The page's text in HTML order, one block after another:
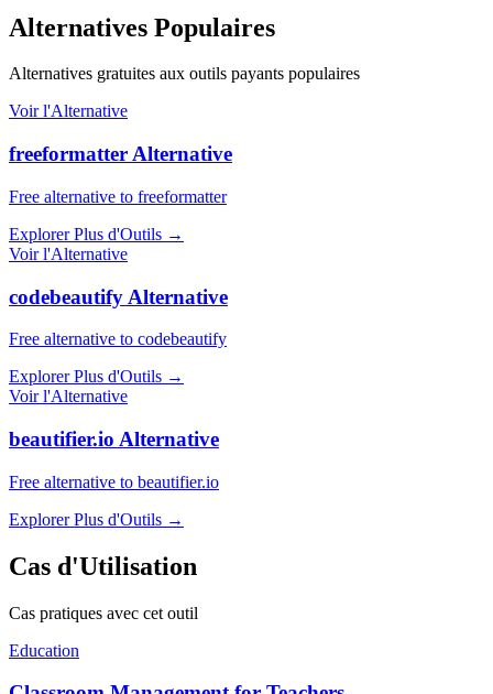
Alternatives Populaires
Alternatives gratuites aux outils payants populaires
Voir l'Alternative
freeformatter Alternative
Free alternative to freeformatter
Explorer Plus d'Outils →
Voir l'Alternative
codebeautify Alternative
Free alternative to codebeautify
Explorer Plus d'Outils →
Voir l'Alternative
beautifier.io Alternative
Free alternative to beautifier.io
Explorer Plus d'Outils →
Cas d'Utilisation
Cas pratiques avec cet outil
Education